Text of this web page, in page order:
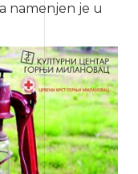
namenjen je u